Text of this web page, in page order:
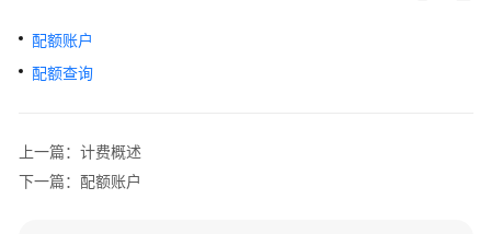
南
空
绍
配额账户
配额查询
上一篇：计费概述
下一篇：配额账户